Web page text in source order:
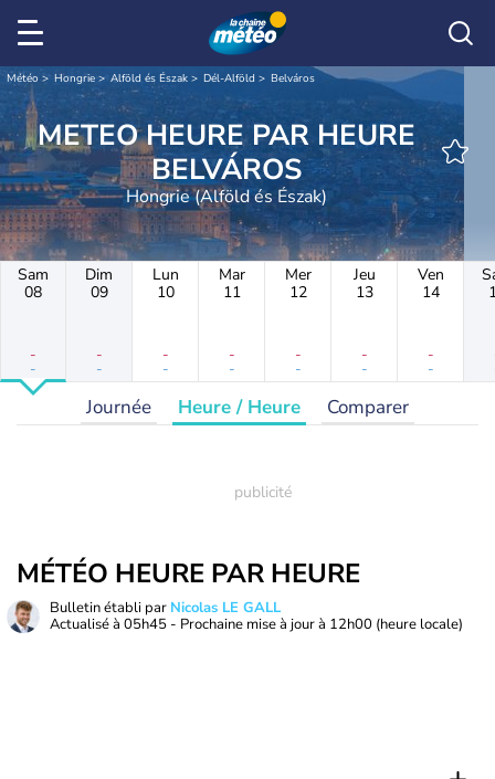
Météo Hongrie Alföld és Észak Dél-Alföld Belváros
METEO HEURE PAR HEURE
BELVÁROS
Hongrie (Alföld és Észak)
Sam
08
-
-
Dim
09
-
-
Lun
10
-
-
Mar
11
-
-
Mer
12
-
-
Jeu
13
-
-
Ven
14
-
-
Journée Heure / Heure Comparer
MÉTÉO HEURE PAR HEURE
Bulletin établi par Nicolas LE GALL
Actualisé à 05h45 - Prochaine mise à jour à 12h00 (heure locale)